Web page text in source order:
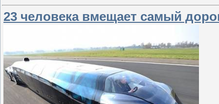
23 человека вмещает самый